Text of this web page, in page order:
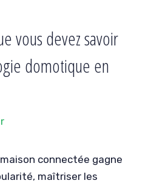
vous devez savoir
domotique en
connectée gagne
maîtriser les